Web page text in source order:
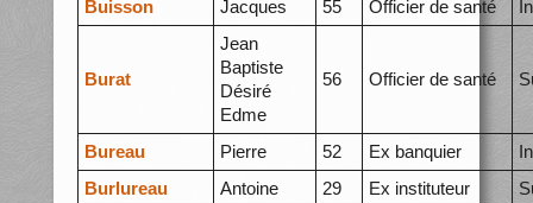
Buisson Jacques 55 Officier de santé
Burat
Jean
Baptiste
Désiré
Edme
56 Officier de santé
Bureau Pierre 52 Ex banquier
Burlureau
Antoine 29 Ex instituteur